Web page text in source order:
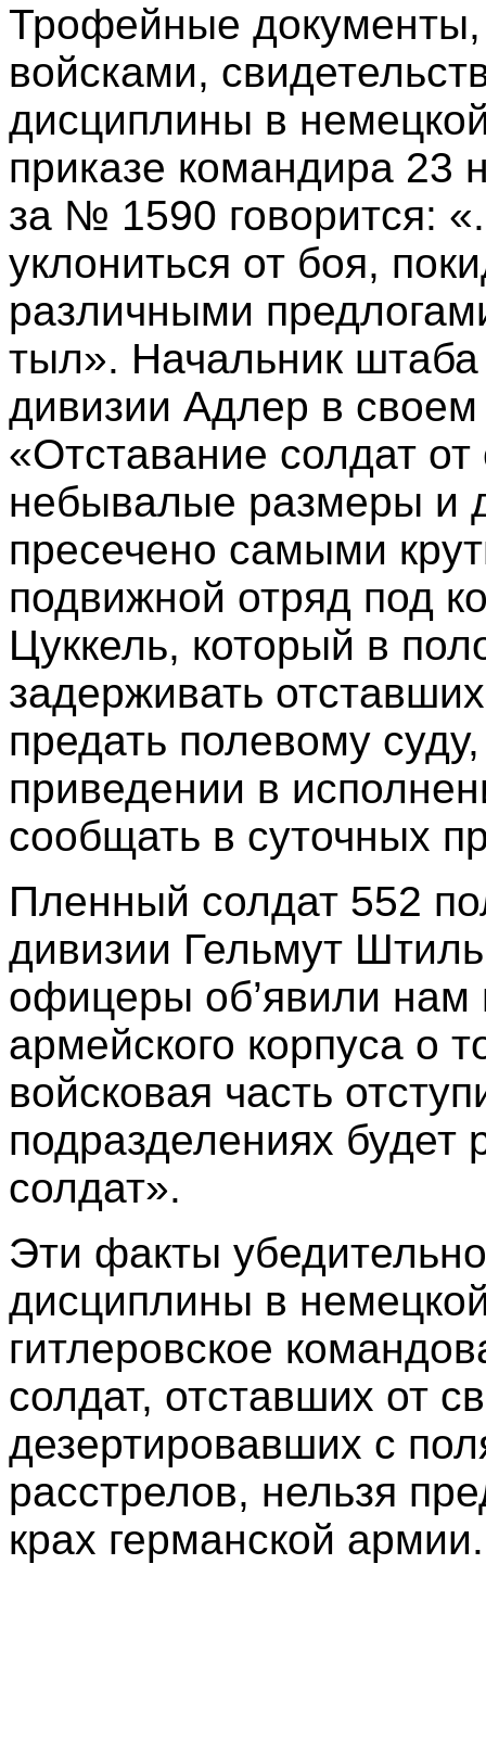
Трофейные
войсками,
дисциплины в
приказе командира 23
за № 1590 говорится:
уклониться от боя,
различными
тыл». Начальник
дивизии Адлер в
«Отставание солдат
небывалые размеры и
пресечено самыми
подвижной отряд под
Цуккель, который в
задерживать
предать полевому
приведении в
сообщать в суточных
Пленный солдат 552
дивизии Гельмут
офицеры об’явили нам
армейского корпуса о
войсковая часть
подразделениях
солдат».
Эти факты
дисциплины в
гитлеровское
солдат, отставших от
дезертировавших с
расстрелов, нельзя
крах германской армии.